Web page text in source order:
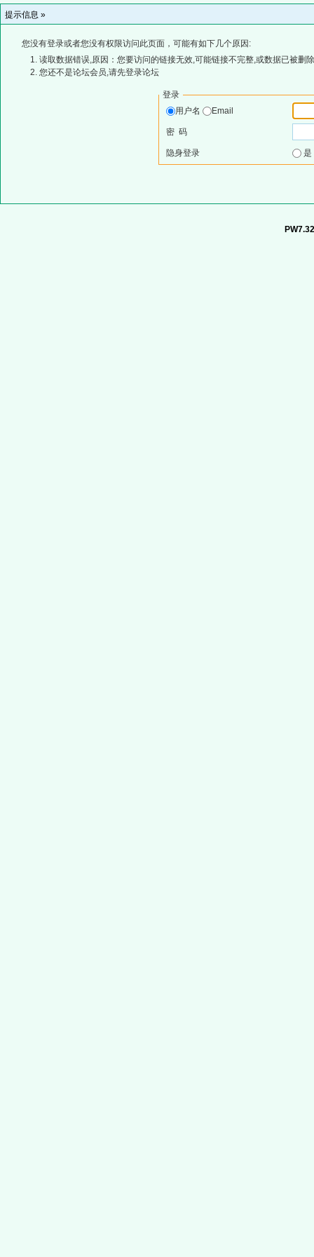
提示信息 »
您没有登录或者您没有权限访问此页面，可能有如下几个原因:
读取数据错误,原因：您要访问的链接无效,可能链接不完整,或数据已被删
您还不是论坛会员,请先登录论坛
登录
用户名
Email
密 码
隐身登录